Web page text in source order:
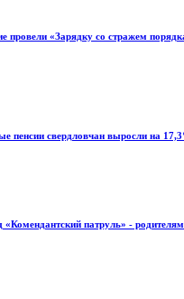
провели «Зарядку со стражем
пенсии свердловчан выросли на
«Комендантский патруль» -